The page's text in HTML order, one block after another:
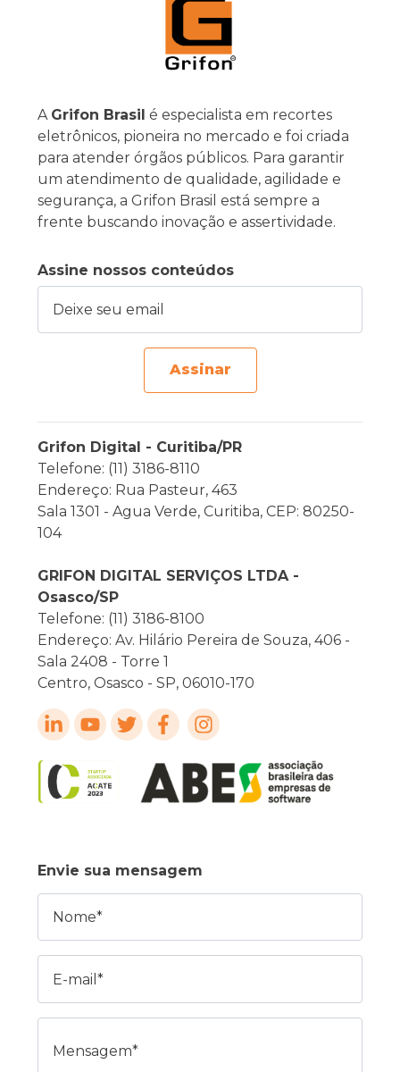
A Grifon Brasil é especialista em recortes
eletrônicos, pioneira no mercado e foi criada
para atender órgãos públicos. Para garantir
um atendimento de qualidade, agilidade e
segurança, a Grifon Brasil está sempre a
frente buscando inovação e assertividade.
Assine nossos conteúdos
Assinar
Grifon Digital - Curitiba/PR
Telefone: (11) 3186-8110
Endereço: Rua Pasteur, 463
Sala 1301 - Agua Verde, Curitiba, CEP: 80250-
104
GRIFON DIGITAL SERVIÇOS LTDA -
Osasco/SP
Telefone: (11) 3186-8100
Endereço: Av. Hilário Pereira de Souza, 406 -
Sala 2408 - Torre 1
Centro, Osasco - SP, 06010-170
Envie sua mensagem